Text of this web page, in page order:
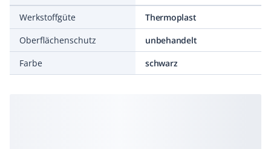
Werkstoffgüte
Thermoplast
Oberflächenschutz
unbehandelt
Farbe
schwarz